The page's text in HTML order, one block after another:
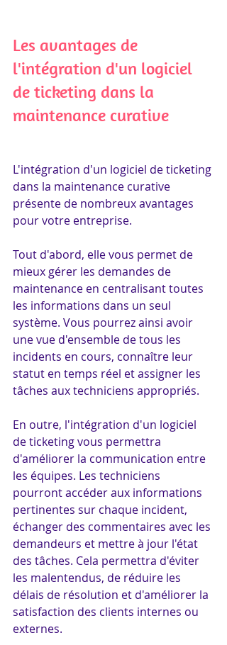
Les avantages de
l'intégration d'un logiciel
de ticketing dans la
maintenance curative
L'intégration d'un logiciel de ticketing
dans la maintenance curative
présente de nombreux avantages
pour votre entreprise.
Tout d'abord, elle vous permet de
mieux gérer les demandes de
maintenance en centralisant toutes
les informations dans un seul
système. Vous pourrez ainsi avoir
une vue d'ensemble de tous les
incidents en cours, connaître leur
statut en temps réel et assigner les
tâches aux techniciens appropriés.
En outre, l'intégration d'un logiciel
de ticketing vous permettra
d'améliorer la communication entre
les équipes. Les techniciens
pourront accéder aux informations
pertinentes sur chaque incident,
échanger des commentaires avec les
demandeurs et mettre à jour l'état
des tâches. Cela permettra d'éviter
les malentendus, de réduire les
délais de résolution et d'améliorer la
satisfaction des clients internes ou
externes.